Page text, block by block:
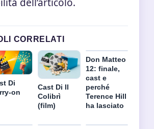
dell’articolo.
CORRELATI
Di
on
Cast Di Il
Colibrì
(film)
Don Matteo
12: finale,
cast e
perché
Terence Hill
ha lasciato